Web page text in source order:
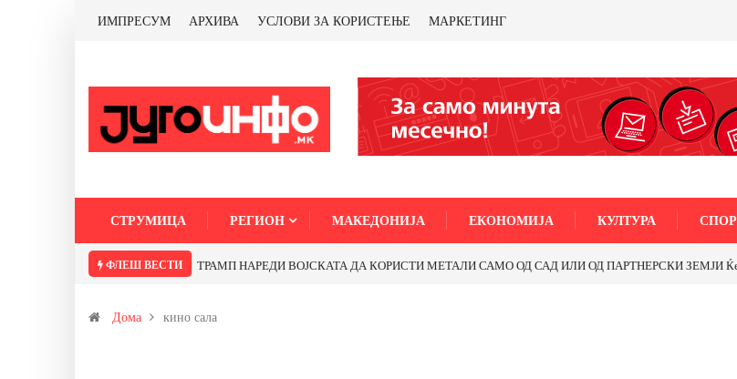
ИМПРЕСУМ АРХИВА УСЛОВИ ЗА КОРИСТЕЊЕ МАРКЕТИНГ
СТРУМИЦА РЕГИОН МАКЕДОНИЈА ЕКОНОМИЈА КУЛТУРА
ФЛЕШ ВЕСТИ ТРАМП НАРЕДИ ВОЈСКАТА ДА КОРИСТИ МЕТАЛИ САМО ОД САД ИЛИ ОД ПАРТНЕРСКИ ЗЕМЈИ Ќе
Дома кино сала